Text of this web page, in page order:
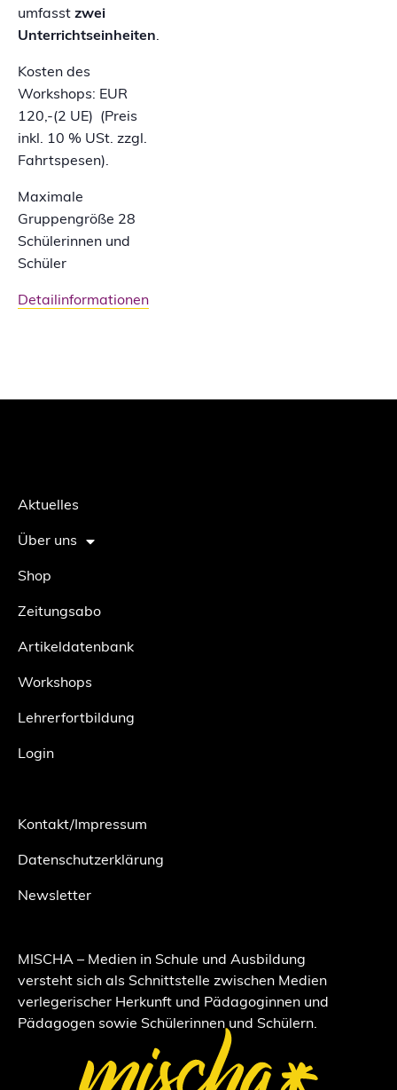
umfasst zwei
Unterrichtseinheiten.
Kosten des
Workshops: EUR
120,-(2 UE) (Preis
inkl. 10 % USt. zzgl.
Fahrtspesen).
Maximale
Gruppengröße 28
Schülerinnen und
Schüler
Detailinformationen
Aktuelles
Über uns
Shop
Zeitungsabo
Artikeldatenbank
Workshops
Lehrerfortbildung
Login
Kontakt/Impressum
Datenschutzerklärung
Newsletter
MISCHA – Medien in Schule und Ausbildung
versteht sich als Schnittstelle zwischen Medien
verlegerischer Herkunft und Pädagoginnen und
Pädagogen sowie Schülerinnen und Schülern.